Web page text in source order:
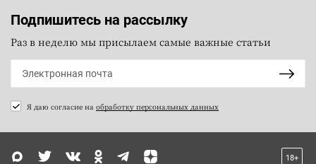
Подпишитесь на рассылку
Раз в неделю мы присылаем самые важные статьи
Я даю согласие на обработку персональных данных
18+